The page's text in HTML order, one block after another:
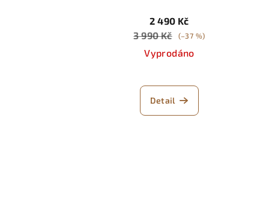
2 490 Kč
3 990 Kč
(–37 %)
Vyprodáno
Detail